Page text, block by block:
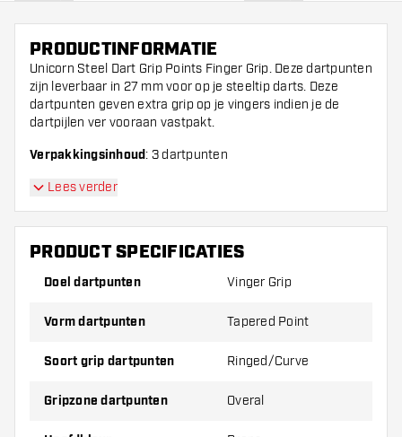
PRODUCTINFORMATIE
Unicorn Steel Dart Grip Points Finger Grip. Deze dartpunten
zijn leverbaar in 27 mm voor op je steeltip darts. Deze
dartpunten geven extra grip op je vingers indien je de
dartpijlen ver vooraan vastpakt.
Verpakkingsinhoud: 3 dartpunten
Lees verder
PRODUCT SPECIFICATIES
Doel dartpunten Vinger Grip
Vorm dartpunten Tapered Point
Soort grip dartpunten Ringed/Curve
Gripzone dartpunten Overal